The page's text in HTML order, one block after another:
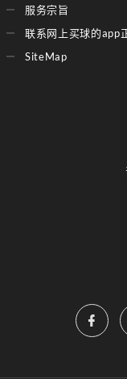
服务宗旨
联系网上买球的app
SiteMap